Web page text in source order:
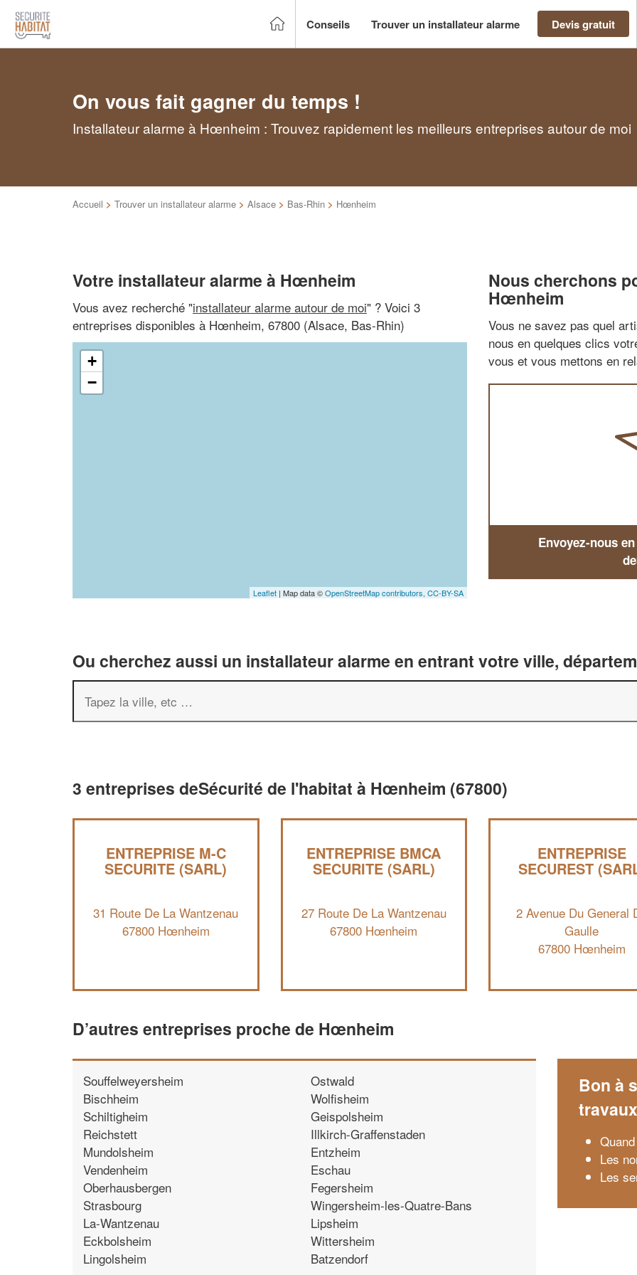
Conseils Trouver un installateur alarme Devis gratuit
On vous fait gagner du temps !
Installateur alarme à Hœnheim : Trouvez rapidement les meilleurs entreprises autour de moi
Accueil > Trouver un installateur alarme > Alsace > Bas-Rhin > Hœnheim
Votre installateur alarme à Hœnheim
Vous avez recherché "installateur alarme autour de moi" ? Voici 3
entreprises disponibles à Hœnheim, 67800 (Alsace, Bas-Rhin)
+
−
Leaflet | Map data ©OpenStreetMap contributors, CC-BY-SA
Nous cherchons
Hœnheim
Vous ne savez pas quel
nous en quelques clics
vous et vous mettons en
Envoyez-nous
Ou cherchez aussi un installateur alarme en entrant votre ville,
3 entreprises deSécurité de l'habitat à Hœnheim (67800)
ENTREPRISE M-C
SECURITE (SARL)
31 Route De La Wantzenau
67800 Hœnheim
ENTREPRISE BMCA
SECURITE (SARL)
27 Route De La Wantzenau
67800 Hœnheim
ENTREPRISE
SECUREST
2 Avenue Du General
Gaulle
67800 Hœnheim
D’autres entreprises proche de Hœnheim
Souffelweyersheim
Bischheim
Schiltigheim
Reichstett
Mundolsheim
Vendenheim
Oberhausbergen
Strasbourg
La-Wantzenau
Eckbolsheim
Lingolsheim
Ostwald
Wolfisheim
Geispolsheim
Illkirch-Graffenstaden
Entzheim
Eschau
Fegersheim
Wingersheim-les-Quatre-Bans
Lipsheim
Wittersheim
Batzendorf
Bon à
travaux
Les
Les